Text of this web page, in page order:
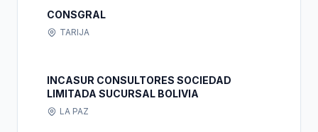
CONSGRAL
TARIJA
INCASUR CONSULTORES SOCIEDAD
LIMITADA SUCURSAL BOLIVIA
LA PAZ